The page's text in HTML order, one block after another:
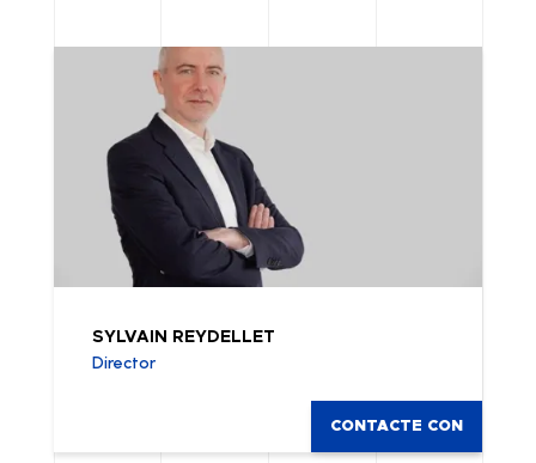
SYLVAIN REYDELLET
Director
CONTACTE CON